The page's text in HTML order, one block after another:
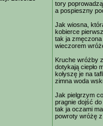
tory
a pospieszny
Jak wiosna,
kobierce
tak ja zmęczona
wieczorem
Kruche wróżby
dotykają ciepło
kołyszę je na
zimna woda
Jak pielgrzym
pragnie dojść do
tak ja oczami
powroty wróżę